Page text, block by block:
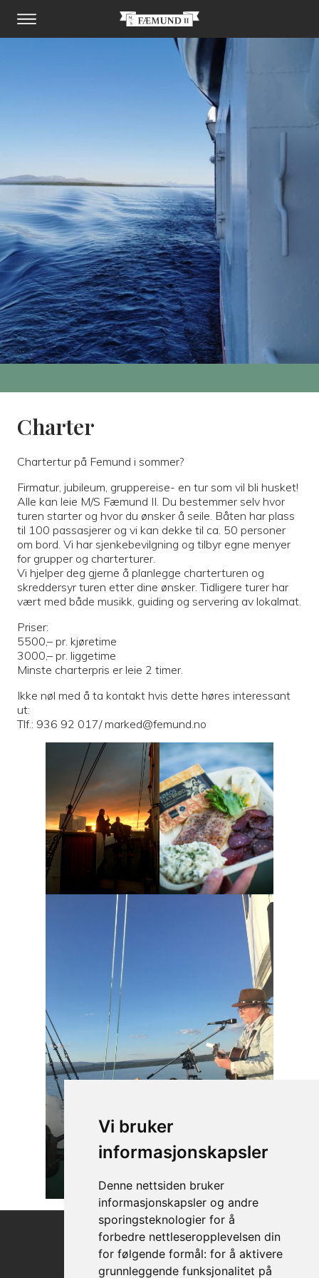
Vi bruker
informasjonskapsler
Denne nettsiden bruker
informasjonskapsler og andre
sporingsteknologier for å
forbedre nettleseropplevelsen din
for følgende formål: for å aktivere
grunnleggende funksjonalitet på
Charter
Chartertur på Femund i sommer?
Firmatur, jubileum, gruppereise- en tur som vil bli husket!
Alle kan leie M/S Fæmund II. Du bestemmer selv hvor
turen starter og hvor du ønsker å seile. Båten har plass
til 100 passasjerer og vi kan dekke til ca. 50 personer
om bord. Vi har sjenkebevilgning og tilbyr egne menyer
for grupper og charterturer.
Vi hjelper deg gjerne å planlegge charterturen og
skreddersyr turen etter dine ønsker. Tidligere turer har
vært med både musikk, guiding og servering av lokalmat.
Priser:
5500,– pr. kjøretime
3000,– pr. liggetime
Minste charterpris er leie 2 timer.
Ikke nøl med å ta kontakt hvis dette høres interessant
ut:
Tlf.: 936 92 017/ marked@femund.no
Femund AS